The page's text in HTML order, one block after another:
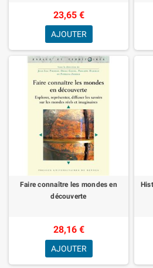
23,65 €
AJOUTER
Faire connaître les mondes en
découverte
28,16 €
AJOUTER